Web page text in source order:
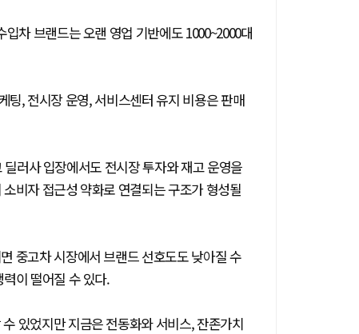
차 브랜드는 오랜 영업 기반에도 1000~2000대
팅, 전시장 운영, 서비스센터 유지 비용은 판매
러사 입장에서도 전시장 투자와 재고 운영을
비자 접근성 약화로 연결되는 구조가 형성될
중고차 시장에서 브랜드 선호도도 낮아질 수
이 떨어질 수 있다.
있었지만 지금은 전동화와 서비스, 잔존가치